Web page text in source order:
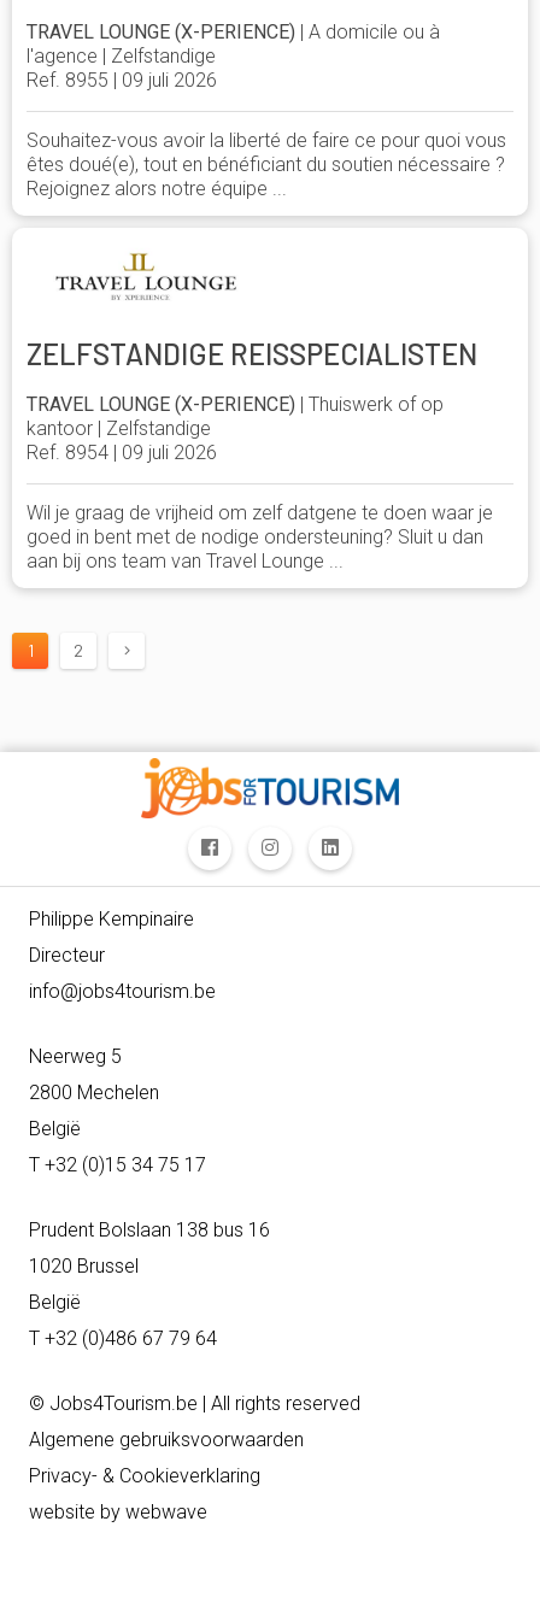
TRAVEL LOUNGE (X-PERIENCE) | A domicile ou à
l'agence | Zelfstandige
Ref. 8955 | 09 juli 2026
Souhaitez-vous avoir la liberté de faire ce pour quoi vous
êtes doué(e), tout en bénéficiant du soutien nécessaire ?
Rejoignez alors notre équipe ...
ZELFSTANDIGE REISSPECIALISTEN
TRAVEL LOUNGE (X-PERIENCE) | Thuiswerk of op
kantoor | Zelfstandige
Ref. 8954 | 09 juli 2026
Wil je graag de vrijheid om zelf datgene te doen waar je
goed in bent met de nodige ondersteuning? Sluit u dan
aan bij ons team van Travel Lounge ...
1 2
Philippe Kempinaire
Directeur
info@jobs4tourism.be
Neerweg 5
2800 Mechelen
België
T +32 (0)15 34 75 17
Prudent Bolslaan 138 bus 16
1020 Brussel
België
T +32 (0)486 67 79 64
© Jobs4Tourism.be | All rights reserved
Algemene gebruiksvoorwaarden
Privacy- & Cookieverklaring
website by webwave